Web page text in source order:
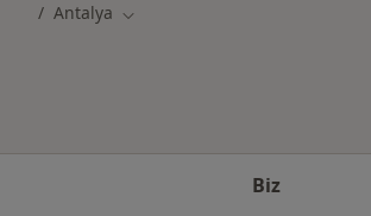
Antalya Şehir değiştir
Biz